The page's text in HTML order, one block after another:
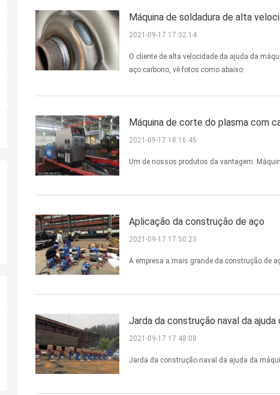
Máquina de soldadura de alta
2021-09-17 17:32:14
O cliente de alta velocidade da ajuda da
aço carbono, vê fotos como abaixo:
Máquina de corte do plasma com
2021-09-17 18:16:45
Um de nossos produtos da vantagem:
Aplicação da construção de aço
2021-09-17 17:50:23
A empresa a mais grande da construção de
Jarda da construção naval da
2021-09-17 17:48:08
Jarda da construção naval da ajuda da